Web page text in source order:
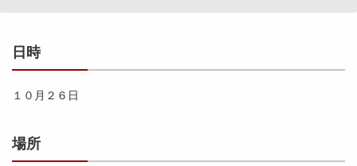
日時
１０月２６日
場所